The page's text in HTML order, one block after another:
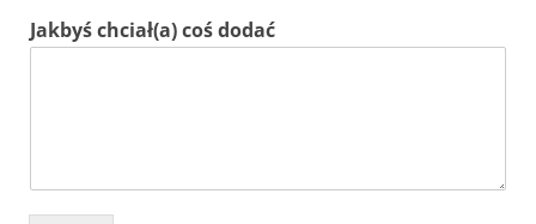
Jakbyś chciał(a) coś dodać